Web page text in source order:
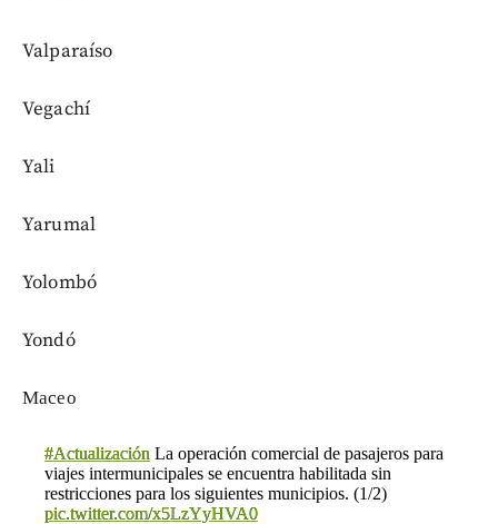
Valparaíso
Vegachí
Yali
Yarumal
Yolombó
Yondó
Масео
#Actualización La operación comercial de pasajeros para
viajes intermunicipales se encuentra habilitada sin
restricciones para los siguientes municipios. (1/2)
pic.twitter.com/x5LzYyHVA0